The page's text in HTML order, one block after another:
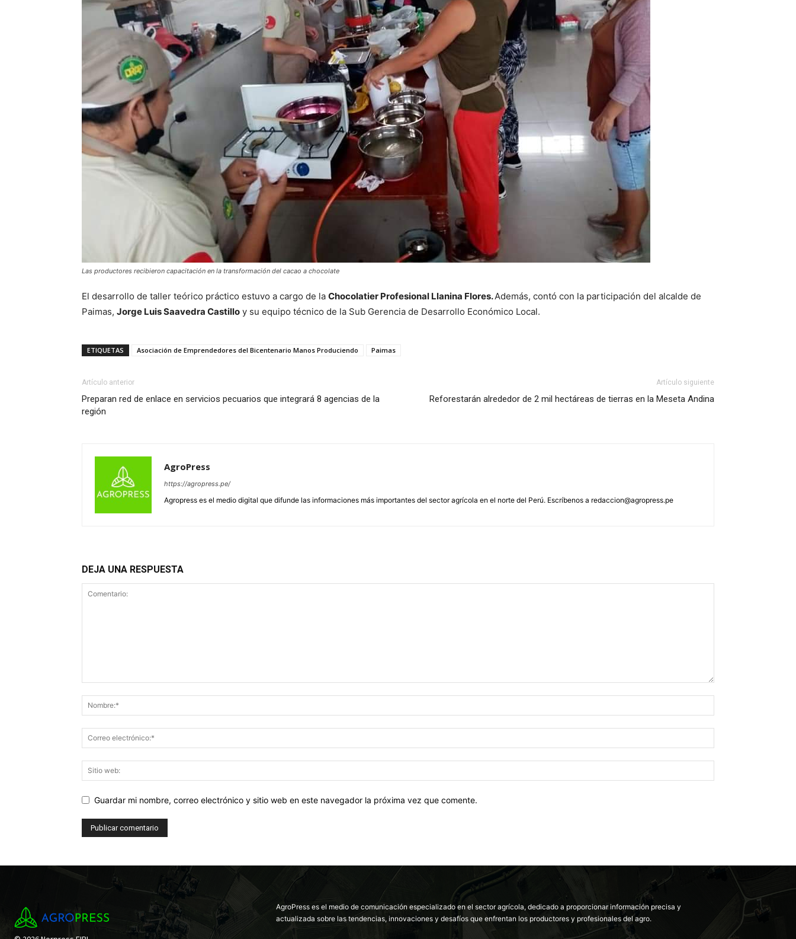
Las productores recibieron capacitación en la transformación del cacao a chocolate
El desarrollo de taller teórico práctico estuvo a cargo de la Chocolatier Profesional Llanina Flores.Además, contó con la participación del alcalde de
Paimas, Jorge Luis Saavedra Castillo y su equipo técnico de la Sub Gerencia de Desarrollo Económico Local.
ETIQUETAS Asociación de Emprendedores del Bicentenario Manos Produciendo Paimas
Artículo anterior
Preparan red de enlace en servicios pecuarios que integrará 8 agencias de la
región
Artículo siguiente
Reforestarán alrededor de 2 mil hectáreas de tierras en la Meseta Andina
AgroPress
https://agropress.pe/
Agropress es el medio digital que difunde las informaciones más importantes del sector agrícola en el norte del Perú. Escríbenos a redaccion@agropress.pe
DEJA UNA RESPUESTA
Guardar mi nombre, correo electrónico y sitio web en este navegador la próxima vez que comente.
AgroPress es el medio de comunicación especializado en el sector agrícola, dedicado a proporcionar información precisa y
actualizada sobre las tendencias, innovaciones y desafíos que enfrentan los productores y profesionales del agro.